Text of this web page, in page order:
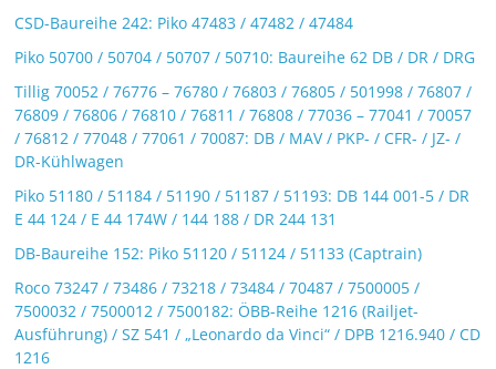
CSD-Baureihe 242: Piko 47483 / 47482 / 47484
Piko 50700 / 50704 / 50707 / 50710: Baureihe 62 DB / DR / DRG
Tillig 70052 / 76776 – 76780 / 76803 / 76805 / 501998 / 76807 /
76809 / 76806 / 76810 / 76811 / 76808 / 77036 – 77041 / 70057
/ 76812 / 77048 / 77061 / 70087: DB / MAV / PKP- / CFR- / JZ- /
DR-Kühlwagen
Piko 51180 / 51184 / 51190 / 51187 / 51193: DB 144 001-5 / DR
E 44 124 / E 44 174W / 144 188 / DR 244 131
DB-Baureihe 152: Piko 51120 / 51124 / 51133 (Captrain)
Roco 73247 / 73486 / 73218 / 73484 / 70487 / 7500005 /
7500032 / 7500012 / 7500182: ÖBB-Reihe 1216 (Railjet-
Ausführung) / SZ 541 / „Leonardo da Vinci“ / DPB 1216.940 / CD
1216